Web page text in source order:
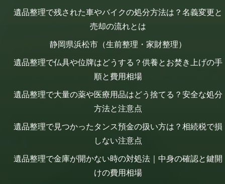
遺品整理で残された車やバイクの処分方法は？名義変更と
売却の流れとは
静岡県浜松市（生前整理・家財整理）
遺品整理で仏具や位牌はどうする？供養とお焚き上げの手
順と費用相場
遺品整理で大量の薬や医療用品はどう捨てる？安全な処分
方法と注意点
遺品整理で見つかったタンス預金の扱い方は？相続税で損
しない注意点
遺品整理で金庫が開かない時の対処法｜中身の確認と鍵開
けの費用相場